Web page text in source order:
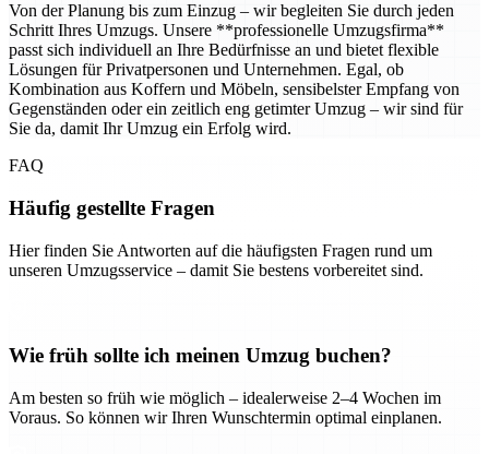
Von der Planung bis zum Einzug – wir begleiten Sie durch jeden
Schritt Ihres Umzugs. Unsere **professionelle Umzugsfirma**
passt sich individuell an Ihre Bedürfnisse an und bietet flexible
Lösungen für Privatpersonen und Unternehmen. Egal, ob
Kombination aus Koffern und Möbeln, sensibelster Empfang von
Gegenständen oder ein zeitlich eng getimter Umzug – wir sind für
Sie da, damit Ihr Umzug ein Erfolg wird.
FAQ
Häufig gestellte Fragen
Hier finden Sie Antworten auf die häufigsten Fragen rund um
unseren Umzugsservice – damit Sie bestens vorbereitet sind.
Wie früh sollte ich meinen Umzug buchen?
Am besten so früh wie möglich – idealerweise 2–4 Wochen im
Voraus. So können wir Ihren Wunschtermin optimal einplanen.